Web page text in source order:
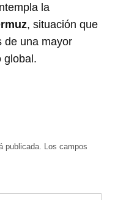
la
, situación que
de una mayor
global.
publicada. Los campos